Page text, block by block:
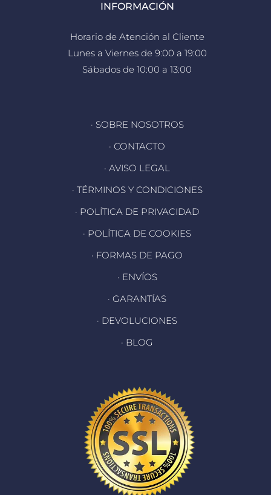
INFORMACIÓN
Horario de Atención al Cliente
Lunes a Viernes de 9:00 a 19:00
Sábados de 10:00 a 13:00
· SOBRE NOSOTROS
· CONTACTO
· AVISO LEGAL
· TÉRMINOS Y CONDICIONES
· POLÍTICA DE PRIVACIDAD
· POLÍTICA DE COOKIES
· FORMAS DE PAGO
· ENVÍOS
· GARANTÍAS
· DEVOLUCIONES
· BLOG